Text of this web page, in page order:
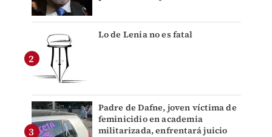
Lo de Lenia no es fatal
Padre de Dafne, joven víctima de
feminicidio en academia
militarizada, enfrentará juicio